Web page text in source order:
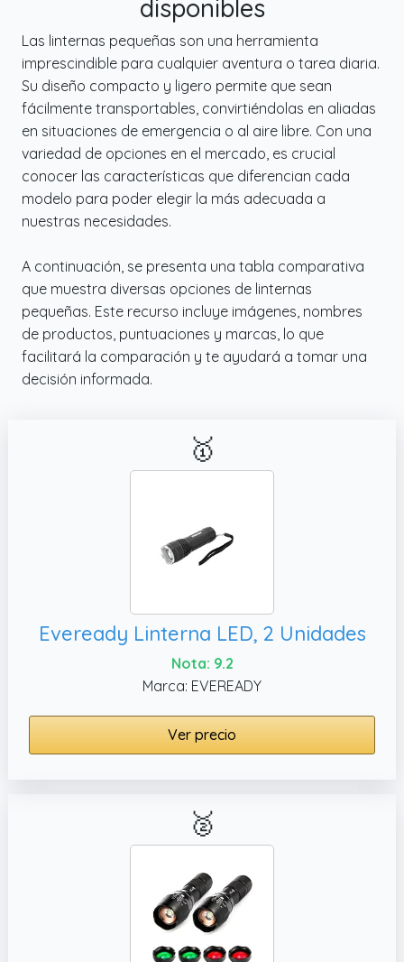
✔️ Fácil de llevar: Diseñado para la máxima
comodidad, esta linterna mini cuenta con un
tamaño compacto de bolsillo y una pinza, lo
que permite transportarla sin esfuerzo y
acceder a la luz al instante durante viajes,
exploraciones o trabajos en espacios
oscuros, siendo una linterna pequeña ideal
para uso diario.
✔️ Amplia gama de usos: Esta linterna de
camping está diseñada para trabajo
funcionando también como una herramienta
de respaldo importante. Ofrece un brillo
confiable para diversos escenarios como
paseos por senderos, preparativos urgentes
o sesiones ocasionales de observación de
estrellas, garantizando utilidad en múltiples
disponibles
Las linternas pequeñas son una herramienta
imprescindible para cualquier aventura o tarea diaria.
Su diseño compacto y ligero permite que sean
fácilmente transportables, convirtiéndolas en aliadas
en situaciones de emergencia o al aire libre. Con una
variedad de opciones en el mercado, es crucial
conocer las características que diferencian cada
modelo para poder elegir la más adecuada a
nuestras necesidades.
A continuación, se presenta una tabla comparativa
que muestra diversas opciones de linternas
pequeñas. Este recurso incluye imágenes, nombres
de productos, puntuaciones y marcas, lo que
facilitará la comparación y te ayudará a tomar una
decisión informada.
🥇
Eveready Linterna LED, 2 Unidades
Nota: 9.2
Marca: EVEREADY
Ver precio
🥈